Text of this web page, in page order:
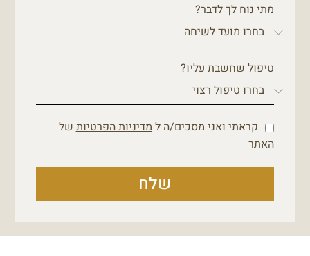
מתי נוח לך לדבר?
טיפול שחשבת עליו?
קראתי ואני מסכים/ה ל מדיניות הפרטיות של
האתר
שלח